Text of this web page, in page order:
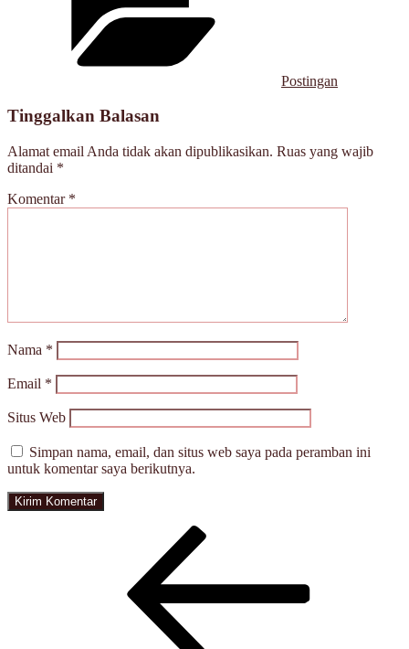
Postingan
Tinggalkan Balasan
Alamat email Anda tidak akan dipublikasikan. Ruas yang wajib
ditandai *
Komentar *
Nama *
Email *
Situs Web
Simpan nama, email, dan situs web saya pada peramban ini
untuk komentar saya berikutnya.